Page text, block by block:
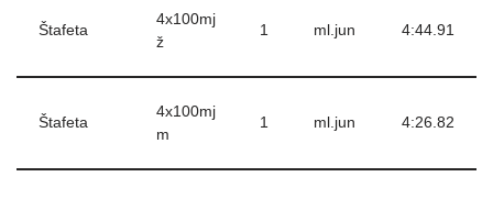
Štafeta
4x100mj
ž
1 ml.jun 4:44.91
Štafeta
4x100mj
m
1 ml.jun 4:26.82